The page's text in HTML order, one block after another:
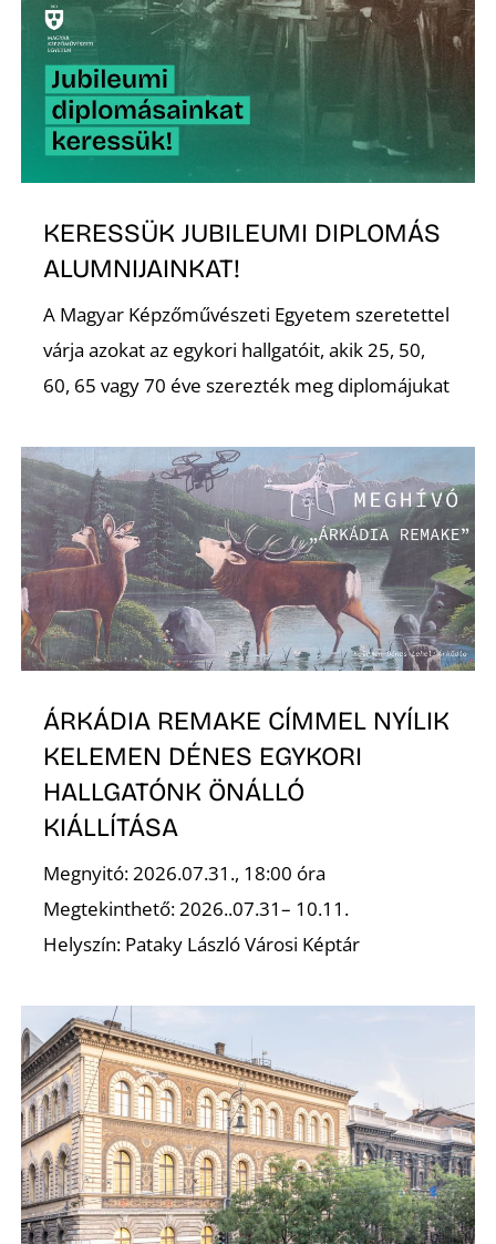
KERESSÜK JUBILEUMI DIPLOMÁS
ALUMNIJAINKAT!
A Magyar Képzőművészeti Egyetem szeretettel
várja azokat az egykori hallgatóit, akik 25, 50,
60, 65 vagy 70 éve szerezték meg diplomájukat
ÁRKÁDIA REMAKE CÍMMEL NYÍLIK
KELEMEN DÉNES EGYKORI
HALLGATÓNK ÖNÁLLÓ
KIÁLLÍTÁSA
Megnyitó: 2026.07.31., 18:00 óra
Megtekinthető: 2026..07.31– 10.11.
Helyszín: Pataky László Városi Képtár